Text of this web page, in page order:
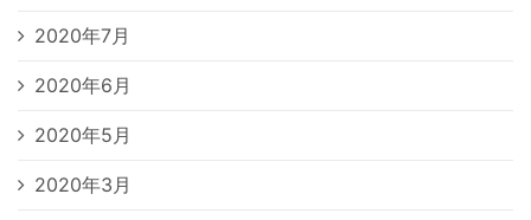
2020年7月
2020年6月
2020年5月
2020年3月